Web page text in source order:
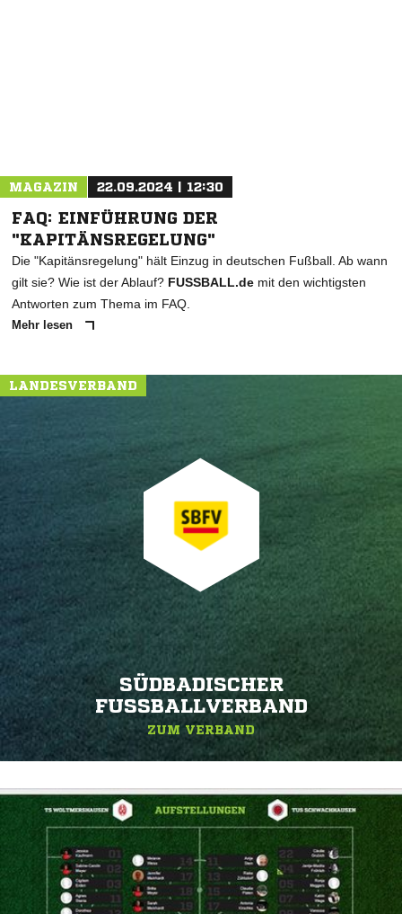
MAGAZIN 22.09.2024 | 12:30
FAQ: EINFÜHRUNG DER
"KAPITÄNSREGELUNG"
Die "Kapitänsregelung" hält Einzug in deutschen Fußball. Ab wann
gilt sie? Wie ist der Ablauf? FUSSBALL.de mit den wichtigsten
Antworten zum Thema im FAQ.
Mehr lesen
LANDESVERBAND
SÜDBADISCHER
FUSSBALLVERBAND
ZUM VERBAND